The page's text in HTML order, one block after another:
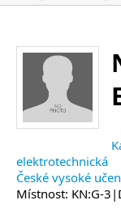
elektrotechnická
České vysoké
Místnost: KN:G-